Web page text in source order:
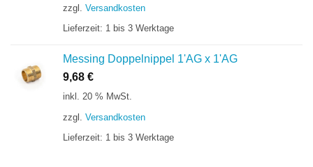
zzgl. Versandkosten
Lieferzeit: 1 bis 3 Werktage
Messing Doppelnippel 1'AG x 1'AG
9,68 €
inkl. 20 % MwSt.
zzgl. Versandkosten
Lieferzeit: 1 bis 3 Werktage